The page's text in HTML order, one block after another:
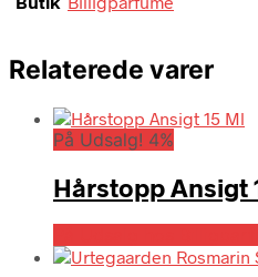
Relaterede varer
På Udsalg! 4%
Hårstopp Ansigt